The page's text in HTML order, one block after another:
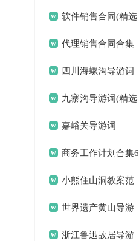
锦集六篇
软件销售合同(精选
15篇)代理销售合同合集
15篇四川海螺沟导游词
九寨沟导游词(精选
15篇)嘉峪关导游词
商务工作计划合集6
篇 小熊住山洞教案范
文8篇世界遗产黄山导游
词 浙江鲁迅故居导游